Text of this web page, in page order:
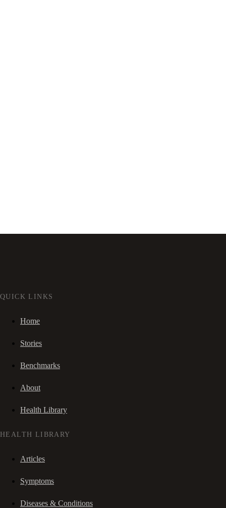
QUICK LINKS
Home
Stories
Benchmarks
About
Health Library
HEALTH LIBRARY
Articles
Symptoms
Diseases & Conditions